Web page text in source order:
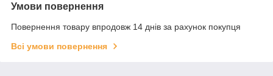
Умови повернення
Повернення товару впродовж 14 днів за рахунок покупця
Всі умови повернення